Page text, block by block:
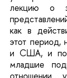
лекцию о
как в
этот период,
и США, и
младшие